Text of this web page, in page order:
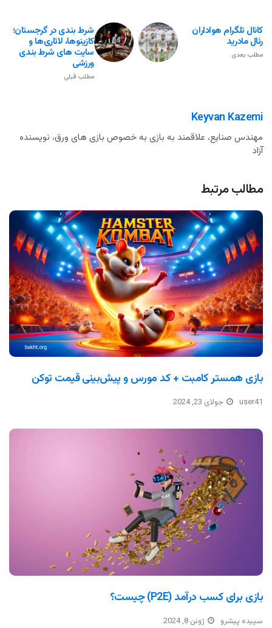
شرط بندی در گرجستان؛
کازینوها، لاتاری‌ها و
سایت های شرط بندی
ورزشی
مطلب قبلی
کانال تلگرام هواداران
رئال مادرید
مطلب بعدی
Keyvan Kazemi
مهندس صنایع، علاقمند به بازی به خصوص بازی های ورق، نویسنده
آزاد
مطالب مرتبط
بازی همستر کامبت + کد مورس و پیش‌بینی قیمت توکن
user41 جولای 23, 2024
بازی برای کسب درآمد (P2E) چیست؟
سپیده پیشرو ژوئن 8, 2024